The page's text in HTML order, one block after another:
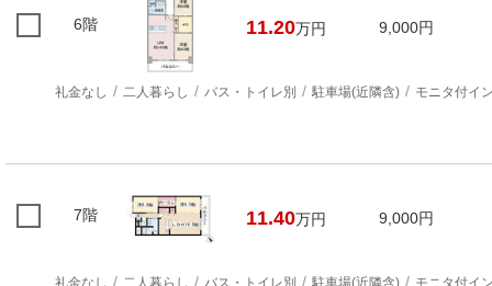
6階 11.20万円 9,000円
礼金なし 二人暮らし バス・トイレ別 駐車場(近隣含) モニタ付イ
7階 11.40万円 9,000円
礼金なし 二人暮らし バス・トイレ別 駐車場(近隣含) モニタ付イ